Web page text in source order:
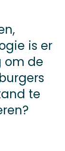
is er
om de
te